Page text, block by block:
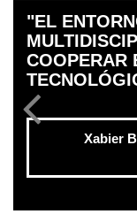
"EL
COOPERAR
Xabier